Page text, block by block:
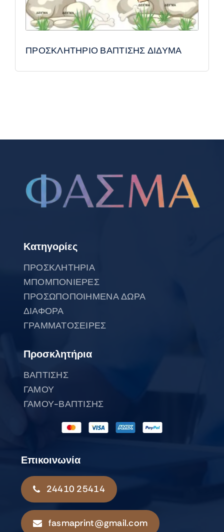
ΠΡΟΣΚΛΗΤΗΡΙΟ ΒΑΠΤΙΣΗΣ ΔΙΔΥΜΑ
Κατηγορίες
ΠΡΟΣΚΛΗΤΗΡΙΑ
ΜΠΟΜΠΟΝΙΕΡΕΣ
ΠΡΟΣΩΠΟΠΟΙΗΜΕΝΑ ΔΩΡΑ
ΔΙΑΦΟΡΑ
ΓΡΑΜΜΑΤΟΣΕΙΡΕΣ
Προσκλητήρια
ΒΑΠΤΙΣΗΣ
ΓΑΜΟΥ
ΓΑΜΟΥ-ΒΑΠΤΙΣΗΣ
Επικοινωνία
24410 25414
fasmaprint@gmail.com